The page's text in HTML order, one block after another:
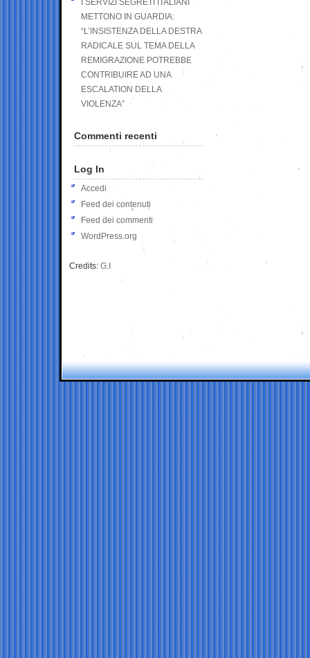
I SERVIZI SEGRETI ITALIANI
METTONO IN GUARDIA:
“L’INSISTENZA DELLA DESTRA
RADICALE SUL TEMA DELLA
REMIGRAZIONE POTREBBE
CONTRIBUIRE AD UNA
ESCALATION DELLA
VIOLENZA”
Commenti recenti
Log In
Accedi
Feed dei contenuti
Feed dei commenti
WordPress.org
Credits: G.I